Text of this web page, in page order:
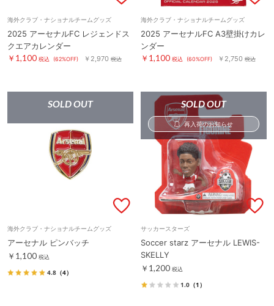
海外クラブ・ナショナルチームグッズ
2025 アーセナルFC レジェンドス
クエアカレンダー
￥1,100 税込 (62%OFF) ￥2,970 税込
海外クラブ・ナショナルチームグッズ
2025 アーセナルFC A3壁掛けカレ
ンダー
￥1,100 税込 (60%OFF) ￥2,750 税込
SOLD OUT
海外クラブ・ナショナルチームグッズ
アーセナル ピンバッチ
￥1,100 税込
4.8 （4）
SOLD OUT
再入荷のお知らせ
サッカースターズ
Soccer starz アーセナル LEWIS-
SKELLY
￥1,200 税込
1.0 （1）